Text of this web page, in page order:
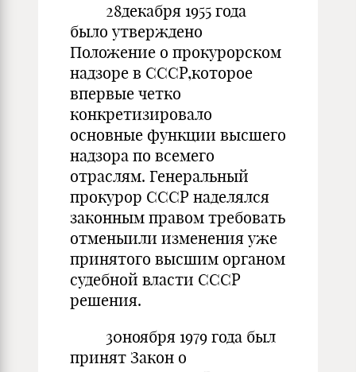
28декабря 1955 года
было утверждено
Положение о прокурорском
надзоре в СССР,которое
впервые четко
конкретизировало
основные функции высшего
надзора по всемего
отраслям. Генеральный
прокурор СССР наделялся
законным правом требовать
отменыили изменения уже
принятого высшим органом
судебной власти СССР
решения.
30ноября 1979 года был
принят Закон о